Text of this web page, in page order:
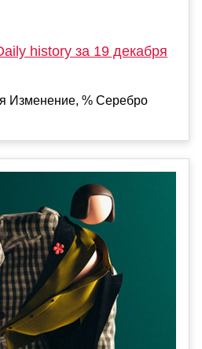
history за 19 декабря
Изменение, % Серебро